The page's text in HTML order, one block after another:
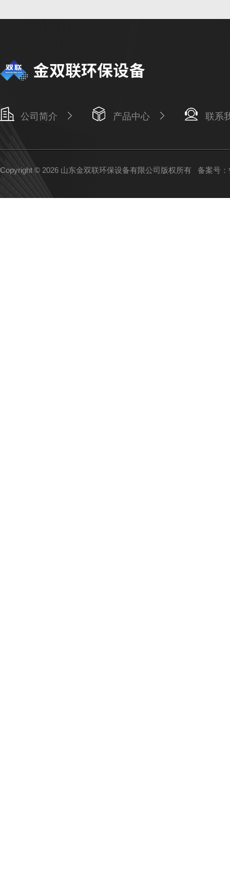
公司简介 产品中心 联系
Copyright © 2026 山东金双联环保设备有限公司版权所有 备案号